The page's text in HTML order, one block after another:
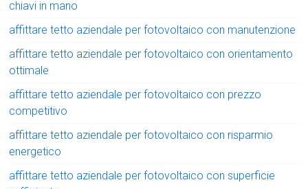
chiavi in mano
affittare tetto aziendale per fotovoltaico con manutenzione
affittare tetto aziendale per fotovoltaico con orientamento
ottimale
affittare tetto aziendale per fotovoltaico con prezzo
competitivo
affittare tetto aziendale per fotovoltaico con risparmio
energetico
affittare tetto aziendale per fotovoltaico con superficie